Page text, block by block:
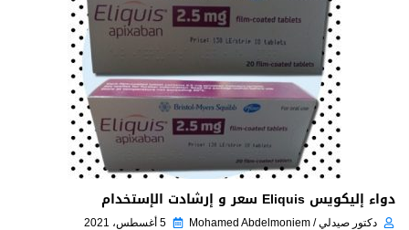
دواء إليكويس Eliquis سعر و إرشادت الإستخدام
دكتور صيدلي / Mohamed Abdelmoniem 5 أغسطس، 2021